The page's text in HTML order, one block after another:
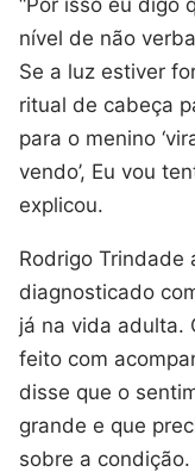
nível de não
Se a luz estiver
ritual de cabeça
para o menino
vendo’, Eu vou
explicou.
Rodrigo Trindade
diagnosticado
já na vida adulta.
feito com
disse que o
grande e que
sobre a condição.